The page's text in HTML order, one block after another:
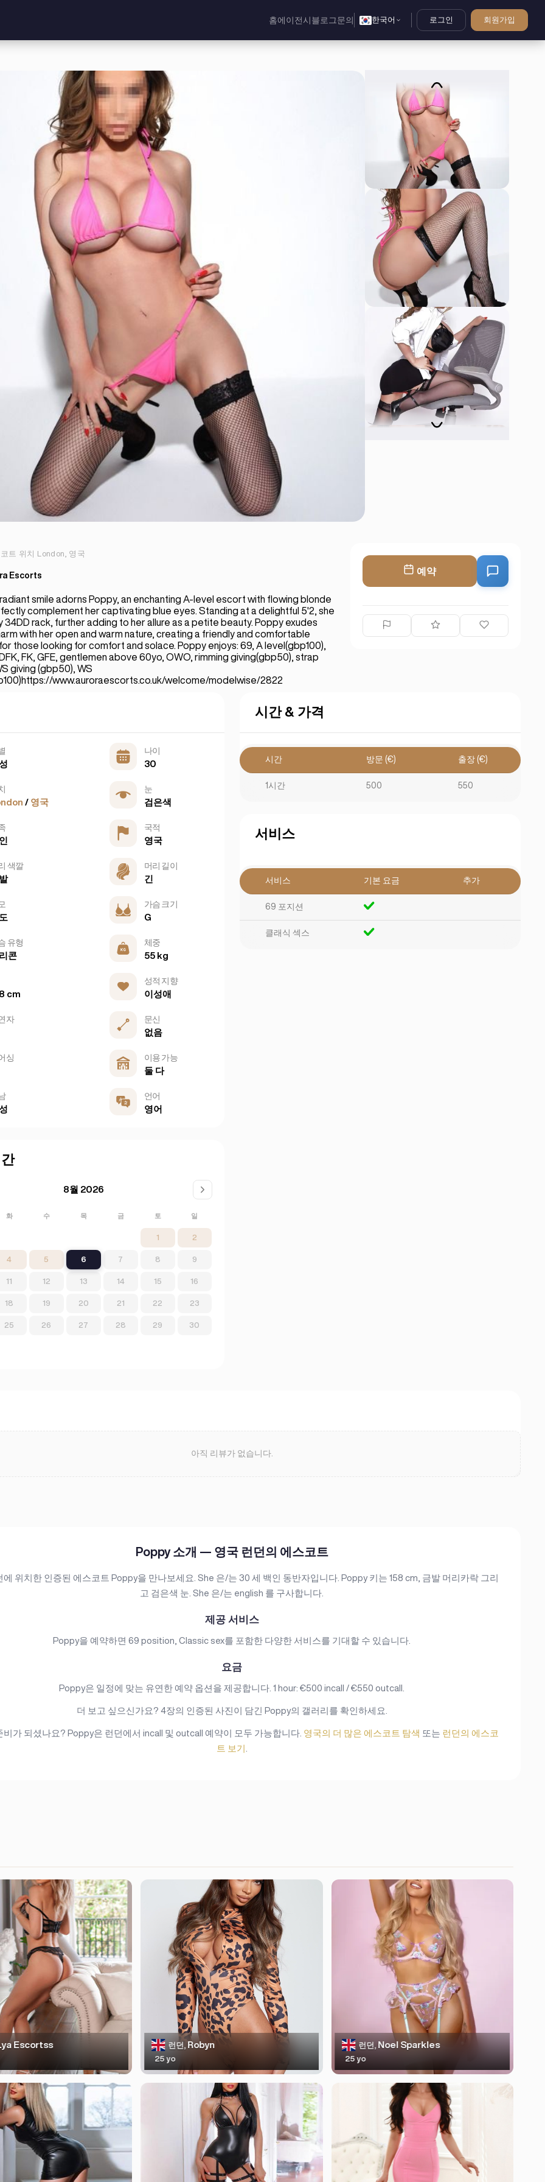
홈에이전시 블로그 문의 한국어 로그인 회원가입
트 위치 London, 영국
Escorts
smile adorns Poppy, an enchanting A-level escort with flowing blonde
complement her captivating blue eyes. Standing at a delightful 5'2, she
34DD rack, further adding to her allure as a petite beauty. Poppy exudes
with her open and warm nature, creating a friendly and comfortable
those looking for comfort and solace. Poppy enjoys: 69, A level(gbp100),
FK, GFE, gentlemen above 60yo, OWO, rimming giving(gbp50), strap
giving (gbp50), WS
www.auroraescorts.co.uk/welcome/modelwise/2822
예약
나이
30
/ 영국
눈
검은색
국적
영국
색깔 머리 길이
긴
가슴 크기
G
유형
콘
체중
55 kg
cm
성적 지향
이성애
자 문신
없음
싱 이용 가능
둘 다
언어
영어
8월 2026
화 수 목 금 토 일
1 2
4 5 6 7 8 9
11 12 13 14 15 16
18 19 20 21 22 23
25 26 27 28 29 30
시간 & 가격
시간 방문 (€) 출장 (€)
1시간 500 550
서비스
서비스 기본 요금 추가
69 포지션
클래식 섹스
아직 리뷰가 없습니다.
Poppy 소개 — 영국 런던의 에스코트
에 위치한 인증된 에스코트 Poppy을 만나보세요. She 은/는 30 세 백인 동반자입니다. Poppy 키는 158 cm, 금발 머리카락 그리
고 검은색 눈. She 은/는 english 를 구사합니다.
제공 서비스
Poppy을 예약하면 69 position, Classic sex를 포함한 다양한 서비스를 기대할 수 있습니다.
요금
Poppy은 일정에 맞는 유연한 예약 옵션을 제공합니다. 1 hour: €500 incall / €550 outcall.
더 보고 싶으신가요? 4장의 인증된 사진이 담긴 Poppy의 갤러리를 확인하세요.
비가 되셨나요? Poppy은 런던에서 incall 및 outcall 예약이 모두 가능합니다. 영국의 더 많은 에스코트 탐색 또는 런던의 에스코
트 보기
Escortss 런던, Robyn
25 yo
런던, Noel Sparkles
25 yo